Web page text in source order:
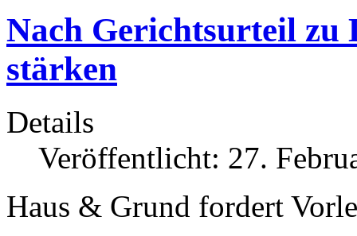
Nach Gerichtsurteil zu
stärken
Details
Veröffentlicht: 27.
Haus & Grund fordert